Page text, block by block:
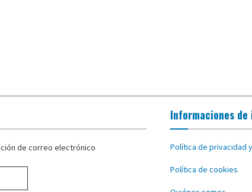
de correo electrónico
Informaciones
Política de privacidad
Política de cookies